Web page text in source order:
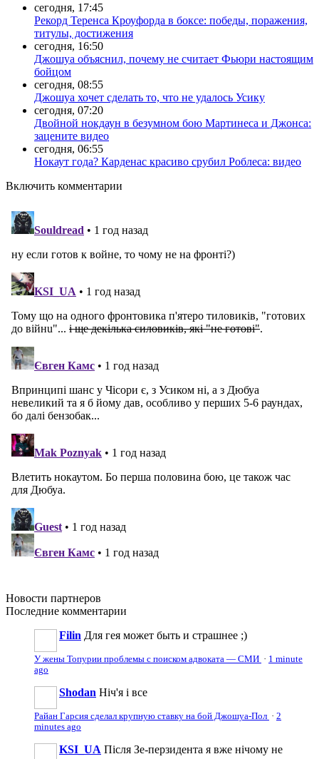
сегодня, 17:45
Рекорд Теренса Кроуфорда в боксе: победы, поражения,
титулы, достижения
сегодня, 16:50
Джошуа объяснил, почему не считает Фьюри настоящим
бойцом
сегодня, 08:55
Джошуа хочет сделать то, что не удалось Усику
сегодня, 07:20
Двойной нокдаун в безумном бою Мартинеса и Джонса:
зацените видео
сегодня, 06:55
Нокаут года? Карденас красиво срубил Роблеса: видео
Включить комментарии
Новости партнеров
Последние комментарии
Filin Для гея может быть и страшнее ;)
У жены Топурии проблемы с поиском адвоката — СМИ · 1 minute
ago
Shodan Ніч'я і все
Райан Гарсия сделал крупную ставку на бой Джошуа-Пол · 2
minutes ago
KSI_UA Після Зе-перзидента я вже нічому не